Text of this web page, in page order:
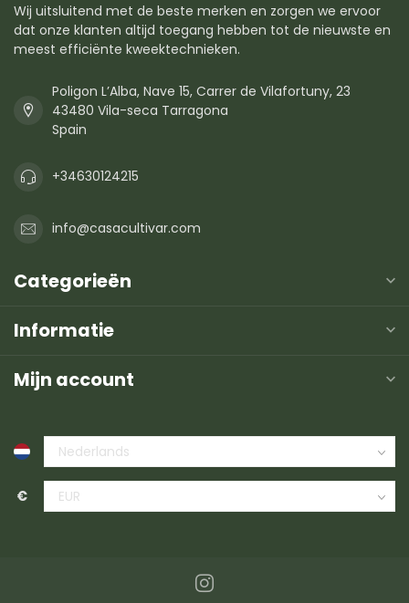
Wij uitsluitend met de beste merken en zorgen we ervoor
dat onze klanten altijd toegang hebben tot de nieuwste en
meest efficiënte kweektechnieken.
Poligon L’Alba, Nave 15, Carrer de Vilafortuny, 23
43480 Vila-seca Tarragona
Spain
+34630124215
info@casacultivar.com
Categorieën
Informatie
Mijn account
€